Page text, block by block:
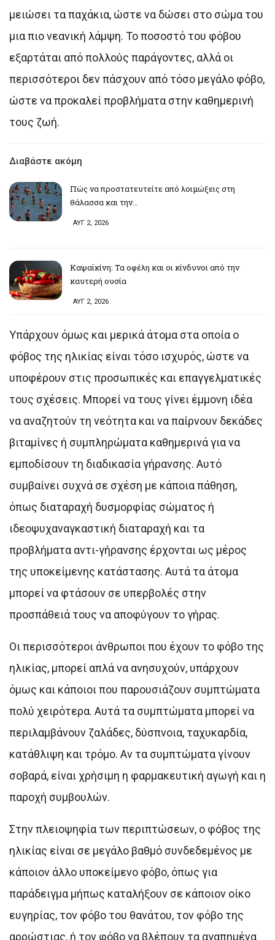
μειώσει τα παχάκια, ώστε να δώσει στο σώμα του
μια πιο νεανική λάμψη. Το ποσοστό του φόβου
εξαρτάται από πολλούς παράγοντες, αλλά οι
περισσότεροι δεν πάσχουν από τόσο μεγάλο φόβο,
ώστε να προκαλεί προβλήματα στην καθημερινή
τους ζωή.
Διαβάστε ακόμη
Πώς να προστατευτείτε από λοιμώξεις στη
θάλασσα και την…
ΑΥΓ 2, 2026
Καψαϊκίνη: Τα οφέλη και οι κίνδυνοι από την
καυτερή ουσία
ΑΥΓ 2, 2026
Υπάρχουν όμως και μερικά άτομα στα οποία ο
φόβος της ηλικίας είναι τόσο ισχυρός, ώστε να
υποφέρουν στις προσωπικές και επαγγελματικές
τους σχέσεις. Μπορεί να τους γίνει έμμονη ιδέα
να αναζητούν τη νεότητα και να παίρνουν δεκάδες
βιταμίνες ή συμπληρώματα καθημερινά για να
εμποδίσουν τη διαδικασία γήρανσης. Αυτό
συμβαίνει συχνά σε σχέση με κάποια πάθηση,
όπως διαταραχή δυσμορφίας σώματος ή
ιδεοψυχαναγκαστική διαταραχή και τα
προβλήματα αντι-γήρανσης έρχονται ως μέρος
της υποκείμενης κατάστασης. Αυτά τα άτομα
μπορεί να φτάσουν σε υπερβολές στην
προσπάθειά τους να αποφύγουν το γήρας.
Οι περισσότεροι άνθρωποι που έχουν το φόβο της
ηλικίας, μπορεί απλά να ανησυχούν, υπάρχουν
όμως και κάποιοι που παρουσιάζουν συμπτώματα
πολύ χειρότερα. Αυτά τα συμπτώματα μπορεί να
περιλαμβάνουν ζαλάδες, δύσπνοια, ταχυκαρδία,
κατάθλιψη και τρόμο. Αν τα συμπτώματα γίνουν
σοβαρά, είναι χρήσιμη η φαρμακευτική αγωγή και η
παροχή συμβουλών.
Στην πλειοψηφία των περιπτώσεων, ο φόβος της
ηλικίας είναι σε μεγάλο βαθμό συνδεδεμένος με
κάποιον άλλο υποκείμενο φόβο, όπως για
παράδειγμα μήπως καταλήξουν σε κάποιον οίκο
ευγηρίας, τον φόβο του θανάτου, τον φόβο της
αρρώστιας, ή τον φόβο να βλέπουν τα αγαπημένα